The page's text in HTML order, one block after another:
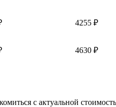
4255 ₽
4630 ₽
с актуальной